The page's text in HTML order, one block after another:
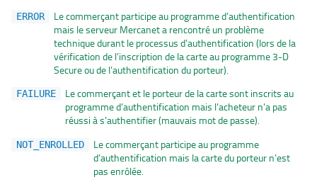
ERROR
Le commerçant participe au programme d’authentification
mais le serveur Mercanet a rencontré un problème
technique durant le processus d’authentification (lors de la
vérification de l’inscription de la carte au programme 3-D
Secure ou de l’authentification du porteur).
FAILURE
Le commerçant et le porteur de la carte sont inscrits au
programme d’authentification mais l’acheteur n’a pas
réussi à s’authentifier (mauvais mot de passe).
NOT_ENROLLED
Le commerçant participe au programme
d’authentification mais la carte du porteur n’est
pas enrôlée.